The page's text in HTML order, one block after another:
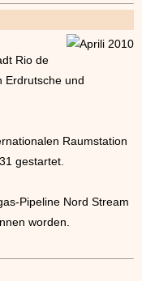
Rio de
Erdrutsche und
Raumstation
gestartet.
Pipeline Nord Stream
worden.